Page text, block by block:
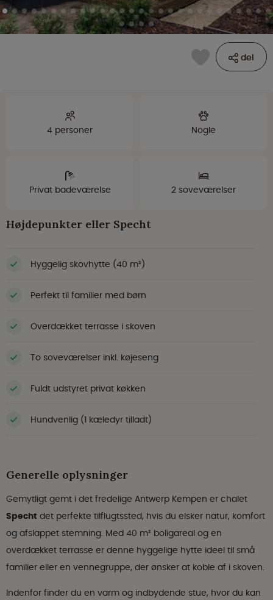
del
4 personer Nogle
Privat badeværelse 2 soveværelser
Højdepunkter eller Specht
Hyggelig skovhytte (40 m²)
Perfekt til familier med børn
Overdækket terrasse i skoven
To soveværelser inkl. køjeseng
Fuldt udstyret privat køkken
Hundvenlig (1 kæledyr tilladt)
Generelle oplysninger
Gemytligt gemt i det fredelige Antwerp Kempen er chalet
Specht det perfekte tilflugtssted, hvis du elsker natur, komfort
og afslappet stemning. Med 40 m² boligareal og en
overdækket terrasse er denne hyggelige hytte ideel til små
familier eller en vennegruppe, der ønsker at koble af i skoven.
Indenfor finder du en varm og indbydende stue, hvor du kan